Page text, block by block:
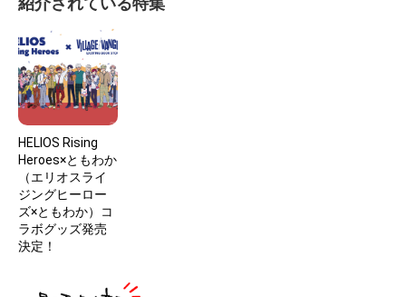
HELIOS Rising
Heroes×ともわか
（エリオスライ
ジングヒーロー
ズ×ともわか）コ
ラボグッズ発売
決定！